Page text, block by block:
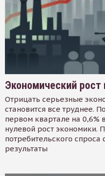
Экономический рост
Отрицать серьезные
становится все труднее.
первом квартале на 0,6%
нулевой рост экономики.
потребительского
результаты